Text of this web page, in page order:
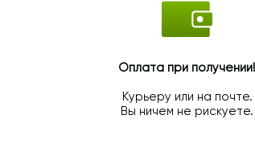
Оплата при получении!
Курьеру или на почте.
Вы ничем не рискуете.